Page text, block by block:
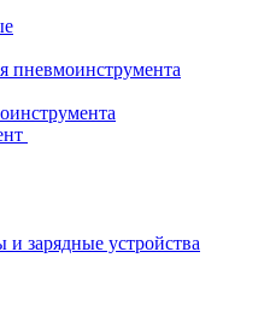
пневмоинструмента
и зарядные устройства